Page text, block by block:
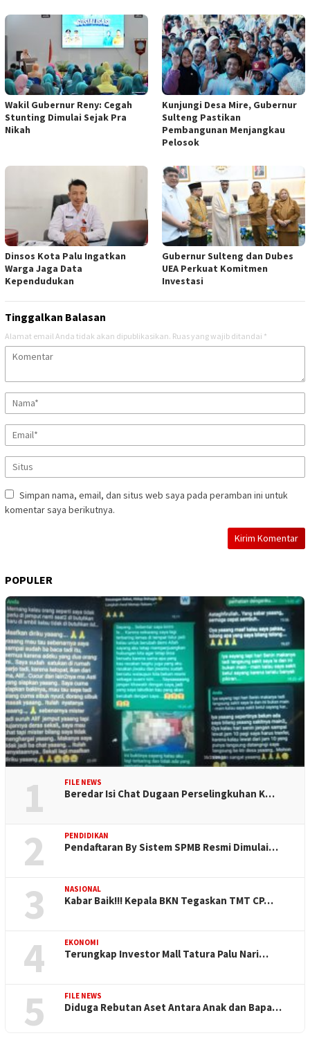
Wakil Gubernur Reny: Cegah
Stunting Dimulai Sejak Pra
Nikah
Kunjungi Desa Mire, Gubernur
Sulteng Pastikan
Pembangunan Menjangkau
Pelosok
Dinsos Kota Palu Ingatkan
Warga Jaga Data
Kependudukan
Gubernur Sulteng dan Dubes
UEA Perkuat Komitmen
Investasi
Tinggalkan Balasan
Alamat email Anda tidak akan dipublikasikan. Ruas yang wajib ditandai *
Simpan nama, email, dan situs web saya pada peramban ini untuk
komentar saya berikutnya.
POPULER
1 FILE NEWS
Beredar Isi Chat Dugaan Perselingkuhan K…
2 PENDIDIKAN
Pendaftaran By Sistem SPMB Resmi Dimulai…
3 NASIONAL
Kabar Baik!!! Kepala BKN Tegaskan TMT CP…
4 EKONOMI
Terungkap Investor Mall Tatura Palu Nari…
5 FILE NEWS
Diduga Rebutan Aset Antara Anak dan Bapa…